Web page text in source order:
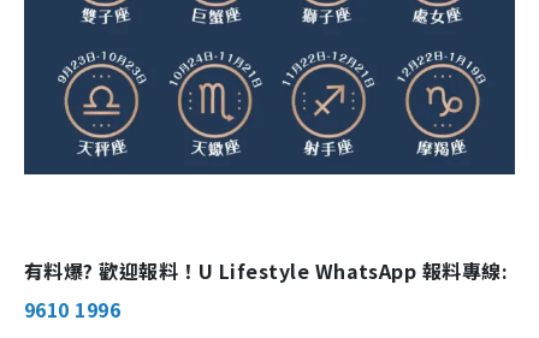
有料爆? 歡迎報料！U Lifestyle WhatsApp 報料專線:
9610 1996